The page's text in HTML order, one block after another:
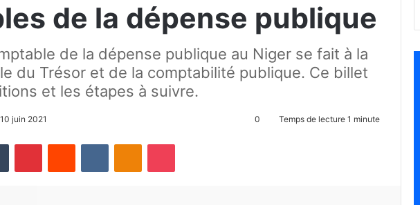
de la dépense publique
de la dépense publique au Niger se fait à la
du Trésor et de la comptabilité publique. Ce billet
et les étapes à suivre.
10 juin 2021 0 Temps de lecture 1 minute